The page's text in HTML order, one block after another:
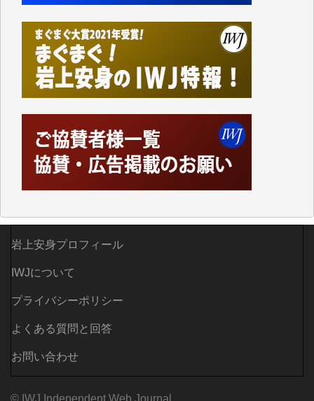
岩上安身プロフィール
IWJについて
プライバシーポリシー
よくある質問と回答
お問い合わせ
© IWJ Independent Web Journal